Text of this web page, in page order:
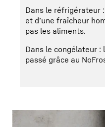
Dans le réfrigérateur
et d’une fraîcheur
pas les aliments.
Dans le congélateur
passé grâce au